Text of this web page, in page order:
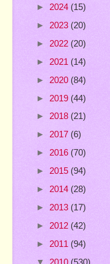
► 2024 (15)
► 2023 (20)
► 2022 (20)
► 2021 (14)
► 2020 (84)
► 2019 (44)
► 2018 (21)
► 2017 (6)
► 2016 (70)
► 2015 (94)
► 2014 (28)
► 2013 (17)
► 2012 (42)
► 2011 (94)